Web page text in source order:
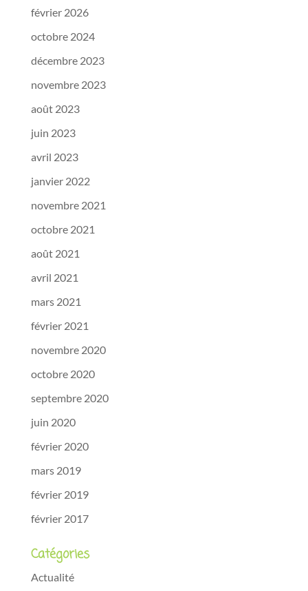
février 2026
octobre 2024
décembre 2023
novembre 2023
août 2023
juin 2023
avril 2023
janvier 2022
novembre 2021
octobre 2021
août 2021
avril 2021
mars 2021
février 2021
novembre 2020
octobre 2020
septembre 2020
juin 2020
février 2020
mars 2019
février 2019
février 2017
Catégories
Actualité